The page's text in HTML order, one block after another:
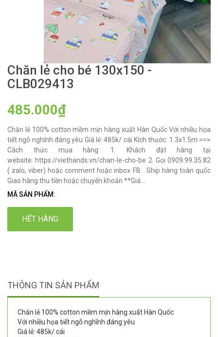
Chăn lẻ cho bé 130x150 -
CLB029413
485.000₫
Chăn lẻ 100% cotton mềm mịn hàng xuất Hàn Quốc Với nhiều họa
tiết ngỗ nghĩnh đáng yêu Giá lẻ: 485k/ cái Kích thước: 1.3x1.5m ==>
Cách thức mua hàng: 1. Khách đặt hàng tại
website: https://viethands.vn/chan-le-cho-be 2. Gọi 0909.99.35.82
( zalo, viber) hoặc comment hoặc inbox FB Ship hàng toàn quốc
Giao hàng thu tiền hoặc chuyển khoản **Giá...
MÃ SẢN PHẨM:
HẾT HÀNG
THÔNG TIN SẢN PHẨM
Chăn lẻ 100% cotton mềm mịn hàng xuất Hàn Quốc
Với nhiều họa tiết ngỗ nghĩnh đáng yêu
Giá lẻ: 485k/ cái